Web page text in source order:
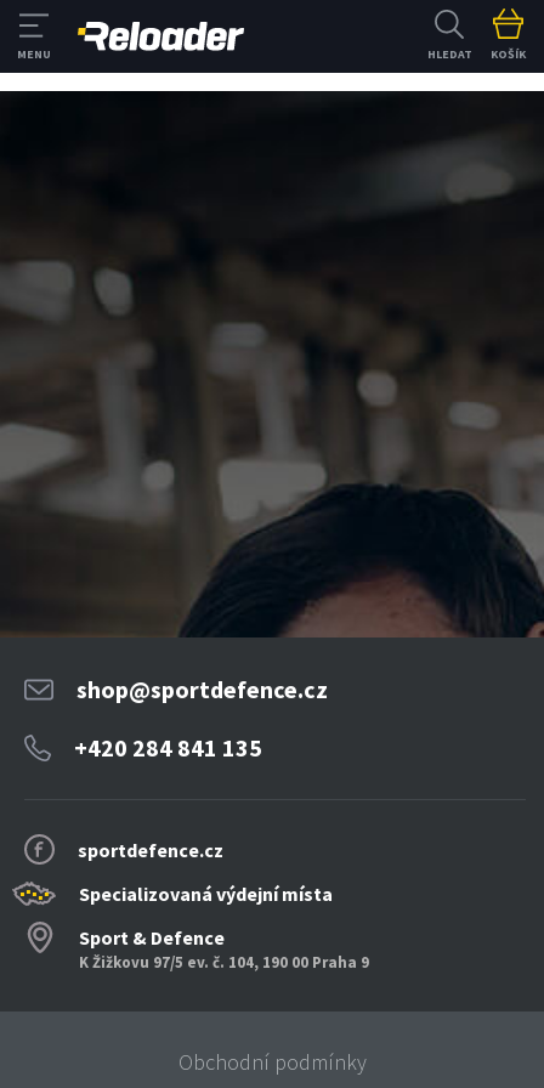
HLEDAT KOŠÍK
sportdefence.cz
Specializovaná výdejní místa
Sport & Defence
K Žižkovu 97/5 ev. č. 104, 190 00 Praha 9
shop@sportdefence.cz
+420 284 841 135
Obchodní podmínky